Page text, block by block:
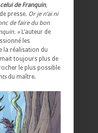
de Franquin,
presse. Or je n’ai ni
de faire du bon
» L’auteur de
les
la réalisation du
toujours plus de
le plus possible
du maître.